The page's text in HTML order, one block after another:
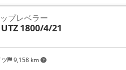
9,158 km
プレベラー
1800/4/21